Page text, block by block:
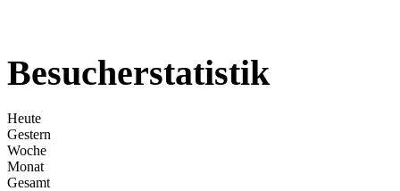
Besucherstatistik
Heute
Gestern
Woche
Monat
Gesamt